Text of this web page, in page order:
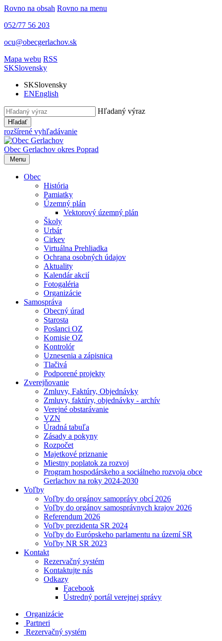
Rovno na obsah Rovno na menu
052/77 56 203
ocu@obecgerlachov.sk
Mapa webu RSS
SKSlovensky
SKSlovensky
ENEnglish
Hľadaný výraz
Hľadať
rozšírené vyhľadávanie
Obec Gerlachov okres Poprad
Menu
Obec
História
Pamiatky
Územný plán
Vektorový územný plán
Školy
Urbár
Cirkev
Virtuálna Prehliadka
Ochrana osobných údajov
Aktuality
Kalendár akcií
Fotogaléria
Organizácie
Samospráva
Obecný úrad
Starosta
Poslanci OZ
Komisie OZ
Kontrolór
Uznesenia a zápisnica
Tlačivá
Podporené projekty
Zverejňovanie
Zmluvy, Faktúry, Objednávky
Zmluvy, faktúry, objednávky - archív
Verejné obstarávanie
VZN
Úradná tabuľa
Zásady a pokyny
Rozpočet
Majetkové priznanie
Miestny poplatok za rozvoj
Program hospodárskeho a sociálneho rozvoja obce
Gerlachov na roky 2024-2030
Voľby
Voľby do orgánov samoprávy obcí 2026
Voľby do orgánov samosprávnych krajov 2026
Referendum 2026
Voľby prezidenta SR 2024
Voľby do Európskeho parlamentu na území SR
Voľby NR SR 2023
Kontakt
Rezervačný systém
Kontaktujte nás
Odkazy
Facebook
Ústredný portál verejnej správy
Organizácie
Partneri
Rezervačný systém